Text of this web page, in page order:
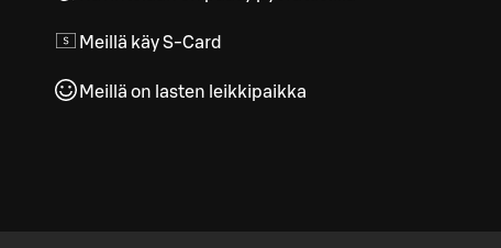
Meillä käy S-Card
Meillä on lasten leikkipaikka